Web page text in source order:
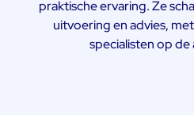
praktische ervaring. Ze
uitvoering en advies,
specialisten op